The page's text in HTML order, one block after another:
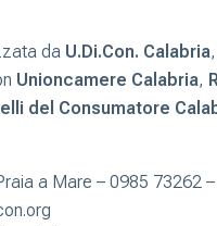
da U.Di.Con. Calabria
Unioncamere Calabria,
del Consumatore
a Mare – 0985 73262 –